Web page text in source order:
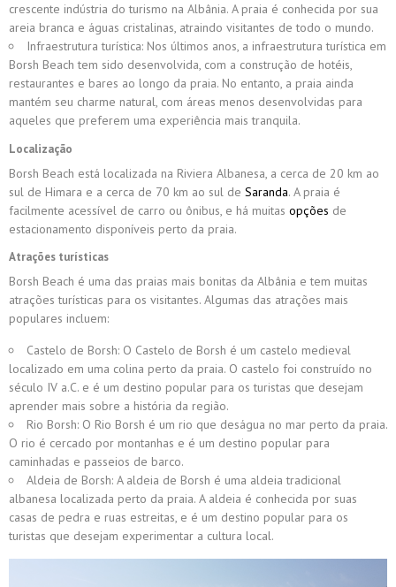
crescente indústria do turismo na Albânia. A praia é conhecida por sua
areia branca e águas cristalinas, atraindo visitantes de todo o mundo.
Infraestrutura turística: Nos últimos anos, a infraestrutura turística em
Borsh Beach tem sido desenvolvida, com a construção de hotéis,
restaurantes e bares ao longo da praia. No entanto, a praia ainda
mantém seu charme natural, com áreas menos desenvolvidas para
aqueles que preferem uma experiência mais tranquila.
Localização
Borsh Beach está localizada na Riviera Albanesa, a cerca de 20 km ao
sul de Himara e a cerca de 70 km ao sul de Saranda. A praia é
facilmente acessível de carro ou ônibus, e há muitas opções de
estacionamento disponíveis perto da praia.
Atrações turísticas
Borsh Beach é uma das praias mais bonitas da Albânia e tem muitas
atrações turísticas para os visitantes. Algumas das atrações mais
populares incluem:
Castelo de Borsh: O Castelo de Borsh é um castelo medieval
localizado em uma colina perto da praia. O castelo foi construído no
século IV a.C. e é um destino popular para os turistas que desejam
aprender mais sobre a história da região.
Rio Borsh: O Rio Borsh é um rio que deságua no mar perto da praia.
O rio é cercado por montanhas e é um destino popular para
caminhadas e passeios de barco.
Aldeia de Borsh: A aldeia de Borsh é uma aldeia tradicional
albanesa localizada perto da praia. A aldeia é conhecida por suas
casas de pedra e ruas estreitas, e é um destino popular para os
turistas que desejam experimentar a cultura local.